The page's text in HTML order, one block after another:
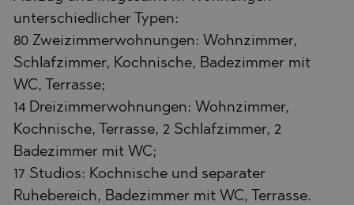
unterschiedlicher Typen:
80 Zweizimmerwohnungen: Wohnzimmer,
Schlafzimmer, Kochnische, Badezimmer mit
WC, Terrasse;
14 Dreizimmerwohnungen: Wohnzimmer,
Kochnische, Terrasse, 2 Schlafzimmer, 2
Badezimmer mit WC;
17 Studios: Kochnische und separater
Ruhebereich, Badezimmer mit WC, Terrasse.